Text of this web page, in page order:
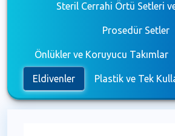
Steril Cerrahi Örtü Setleri
Prosedür Setler
Önlükler ve Koruyucu Takımlar
Eldivenler Plastik ve Tek